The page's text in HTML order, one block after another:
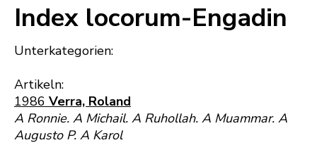
Index locorum-Engadin
Unterkategorien:
Artikeln:
1986 Verra, Roland
A Ronnie. A Michail. A Ruhollah. A Muammar. A
Augusto P. A Karol